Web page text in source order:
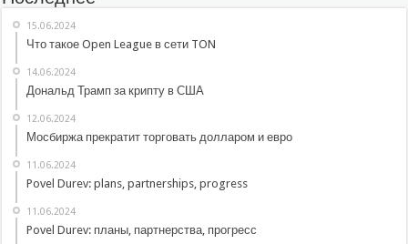
15.06.2024
Что такое Open League в сети TON
14.06.2024
Дональд Трамп за крипту в США
12.06.2024
Мосбиржа прекратит торговать долларом и евро
11.06.2024
Povel Durev: plans, partnerships, progress
11.06.2024
Povel Durev: планы, партнерства, прогресс